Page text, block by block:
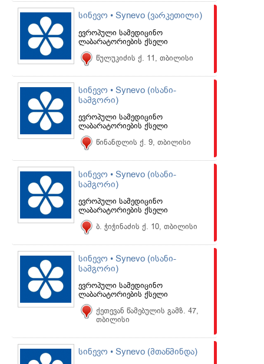
სინევო • Synevo (ვარკეთილი)
ევროპული სამედიცინო
ლაბარატორიების ქსელი
წულუკიძის ქ. 11, თბილისი
სინევო • Synevo (ისანი-
სამგორი)
ევროპული სამედიცინო
ლაბარატორიების ქსელი
წინანდლის ქ. 9, თბილისი
სინევო • Synevo (ისანი-
სამგორი)
ევროპული სამედიცინო
ლაბარატორიების ქსელი
ბ. ჭიჭინაძის ქ. 10, თბილისი
სინევო • Synevo (ისანი-
სამგორი)
ევროპული სამედიცინო
ლაბარატორიების ქსელი
ქეთევან წამებულის გამზ. 47,
თბილისი
სინევო • Synevo (მთაწმინდა)